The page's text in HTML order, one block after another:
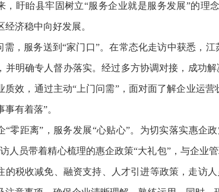
，盱眙县牢固树立“服务企业就是服务发展”的理
经济稳中向好发展。
需，服务送到“家门口”。在常态化走访中获悉，
并明确专人督办落实。经过多方协调对接，成功
质效，通过主动“上门问需”，面对面了解企业运
有着落”。
“零距离”，服务发展“心贴心”。为切实落实惠企
人员带着精心梳理的惠企政策“大礼包”，与企
的税收减免、融资支持、人才引进等政策，走访